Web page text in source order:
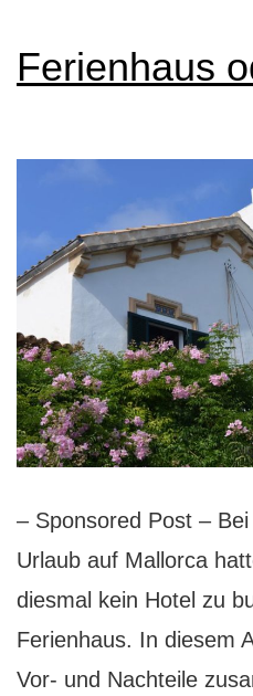
Ferienhaus
– Sponsored Post –
Urlaub auf Mallorca
diesmal kein Hotel zu
Ferienhaus. In diesem
Vor- und Nachteile